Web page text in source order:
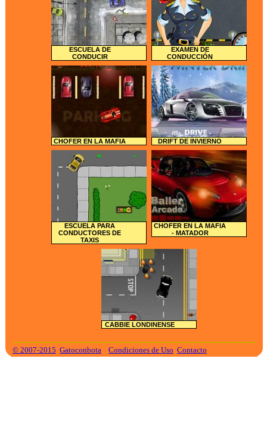
ESCUELA DE
CONDUCIR
EXAMEN DE
CONDUCCIÓN
CHOFER EN LA MAFIA DRIFT DE INVIERNO
ESCUELA PARA
CONDUCTORES DE
TAXIS
CHOFER EN LA MAFIA
- MATADOR
CABBIE LONDINENSE
© 2007-2015 Gatoconbota Condiciones de Uso Contacto